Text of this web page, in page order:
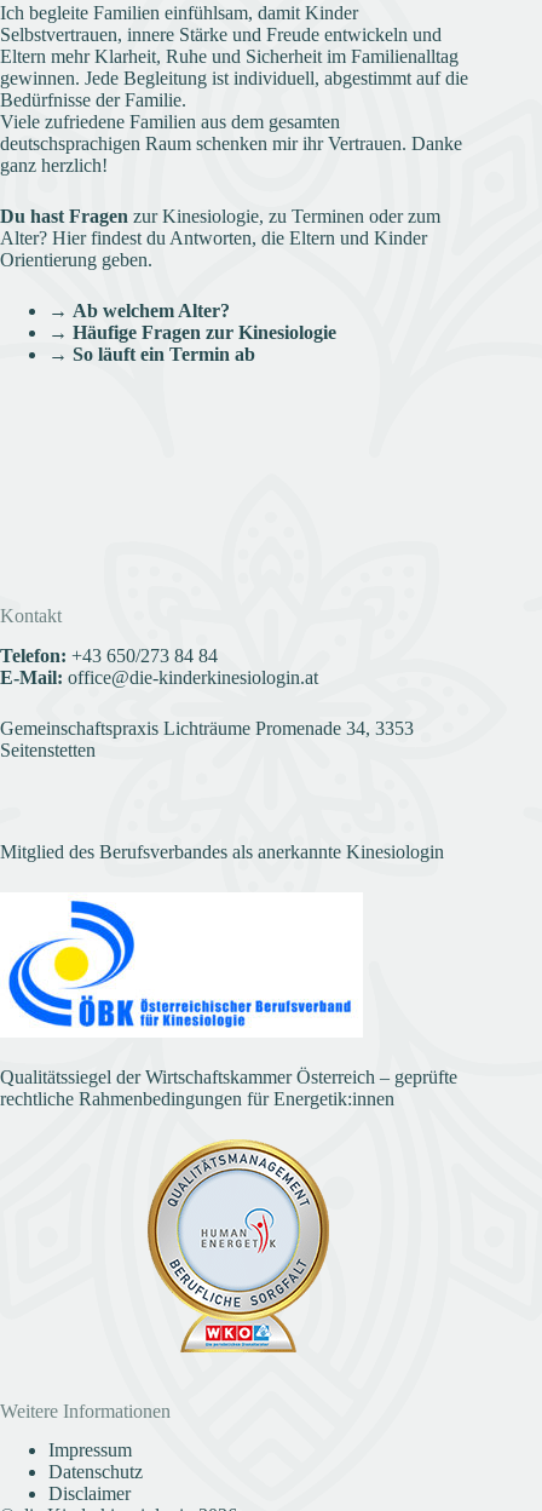
Ich begleite Familien einfühlsam, damit Kinder
Selbstvertrauen, innere Stärke und Freude entwickeln und
Eltern mehr Klarheit, Ruhe und Sicherheit im Familienalltag
gewinnen. Jede Begleitung ist individuell, abgestimmt auf die
Bedürfnisse der Familie.
Viele zufriedene Familien aus dem gesamten
deutschsprachigen Raum schenken mir ihr Vertrauen. Danke
ganz herzlich!
Du hast Fragen zur Kinesiologie, zu Terminen oder zum
Alter? Hier findest du Antworten, die Eltern und Kinder
Orientierung geben.
→ Ab welchem Alter?
→ Häufige Fragen zur Kinesiologie
→ So läuft ein Termin ab
Kontakt
Telefon: +43 650/273 84 84
E-Mail: office@die-kinderkinesiologin.at
Gemeinschaftspraxis Lichträume Promenade 34, 3353
Seitenstetten
Mitglied des Berufsverbandes als anerkannte Kinesiologin
Qualitätssiegel der Wirtschaftskammer Österreich – geprüfte
rechtliche Rahmenbedingungen für Energetik:innen
Weitere Informationen
Impressum
Datenschutz
Disclaimer